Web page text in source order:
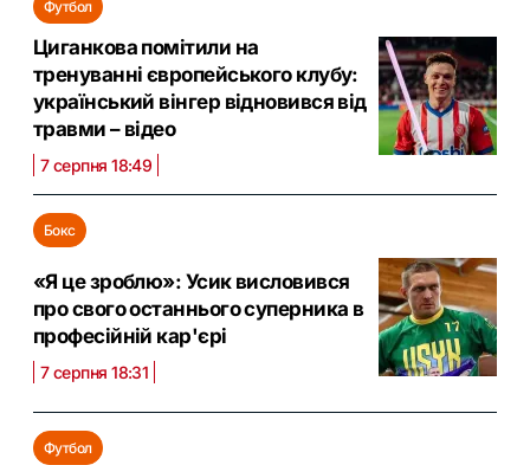
Футбол
Циганкова помітили на
тренуванні європейського клубу:
український вінгер відновився від
травми – відео
7 серпня 18:49
Бокс
«Я це зроблю»: Усик висловився
про свого останнього суперника в
професійній кар'єрі
7 серпня 18:31
Футбол